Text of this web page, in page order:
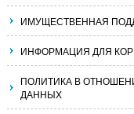
ИМУЩЕСТВЕННАЯ
ИНФОРМАЦИЯ ДЛЯ
ПОЛИТИКА В
ДАННЫХ